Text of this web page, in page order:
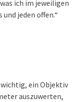
ich im jeweiligen
jeden offen.“
ein Objektiv
auszuwerten,